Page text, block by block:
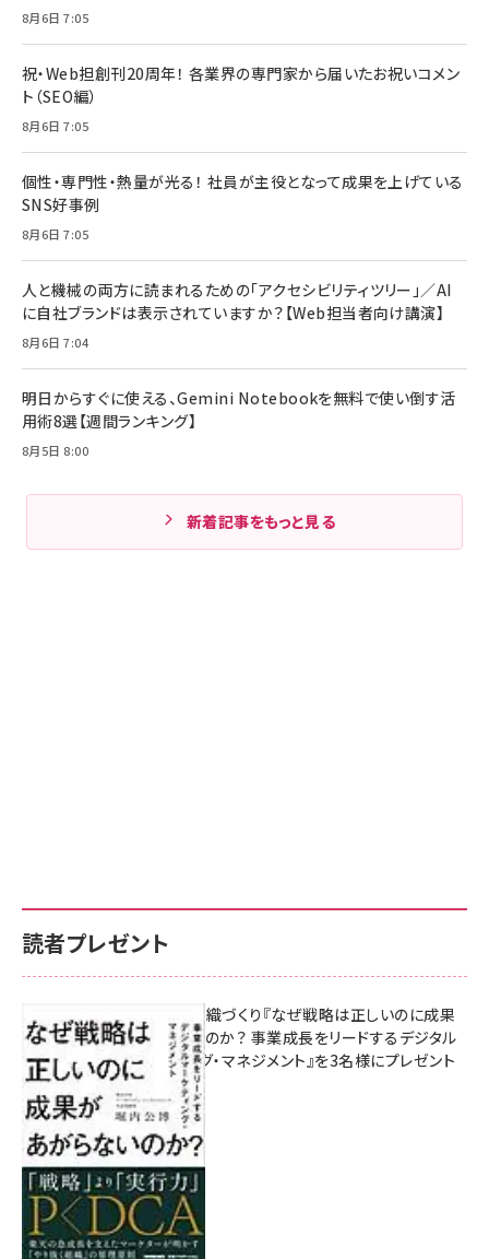
8月6日 7:05
祝・Web担創刊20周年！ 各業界の専門家から届いたお祝いコメン
ト（SEO編）
8月6日 7:05
個性・専門性・熱量が光る！ 社員が主役となって成果を上げている
SNS好事例
8月6日 7:05
人と機械の両方に読まれるための「アクセシビリティツリー」／AI
に自社ブランドは表示されていますか？【Web担当者向け講演】
8月6日 7:04
明日からすぐに使える、Gemini Notebookを無料で使い倒す活
用術8選【週間ランキング】
8月5日 8:00
新着記事をもっと見る
読者プレゼント
成果を生む組織づくり『なぜ戦略は正しいのに成果
があがらないのか？ 事業成長をリードするデジタル
マーケティング・マネジメント』を3名様にプレゼント
8月7日 10:00